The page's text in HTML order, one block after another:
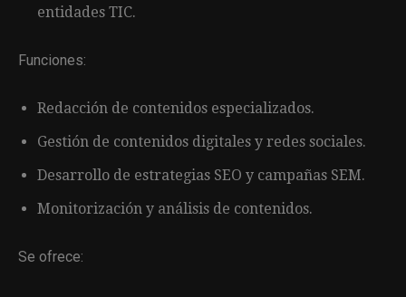
entidades TIC.
Funciones:
Redacción de contenidos especializados.
Gestión de contenidos digitales y redes sociales.
Desarrollo de estrategias SEO y campañas SEM.
Monitorización y análisis de contenidos.
Se ofrece: